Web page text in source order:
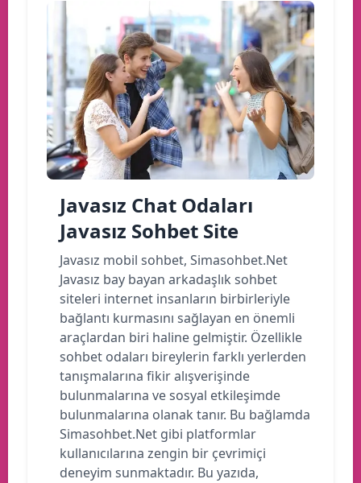
Javasız Chat Odaları
Javasız Sohbet Site
Javasız mobil sohbet, Simasohbet.Net
Javasız bay bayan arkadaşlık sohbet
siteleri internet insanların birbirleriyle
bağlantı kurmasını sağlayan en önemli
araçlardan biri haline gelmiştir. Özellikle
sohbet odaları bireylerin farklı yerlerden
tanışmalarına fikir alışverişinde
bulunmalarına ve sosyal etkileşimde
bulunmalarına olanak tanır. Bu bağlamda
Simasohbet.Net gibi platformlar
kullanıcılarına zengin bir çevrimiçi
deneyim sunmaktadır. Bu yazıda,